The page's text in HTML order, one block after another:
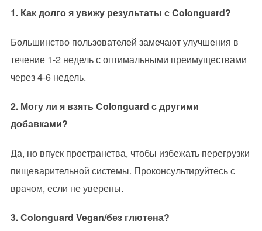
1. Как долго я увижу результаты с Colonguard?
Большинство пользователей замечают улучшения в
течение 1-2 недель с оптимальными преимуществами
через 4-6 недель.
2. Могу ли я взять Colonguard с другими
добавками?
Да, но впуск пространства, чтобы избежать перегрузки
пищеварительной системы. Проконсультируйтесь с
врачом, если не уверены.
3. Colonguard Vegan/без глютена?